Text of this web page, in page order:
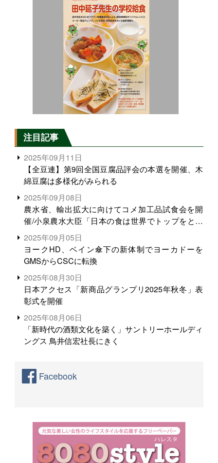
注目記事
2025年09月11日
【全豆連】第9回全国豆腐品評会の本選を開催、木
綿豆腐は多様化がみられる
2025年09月08日
農水省、輸出拡大に向けてコメ加工品試食会を開
催/小泉農水大臣「日本の食は世界でトップをとれ
る。米増産に向けて、米輸出需要の拡大を」
2025年09月05日
ヨークHD、ベイン傘下の新体制でヨーカドーを
GMSからCSCに転換
2025年08月30日
日本アクセス「新商品グランプリ2025年秋冬」表
彰式を開催
2025年08月06日
「新時代の酒類文化を築く」サントリーホールディ
ングス 鳥井信宏社長にきく
Facebook